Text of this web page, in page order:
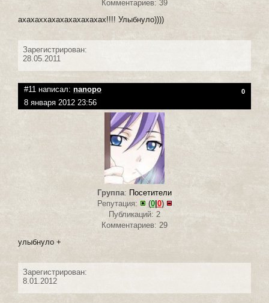
Комментариев: 39
ахахаххахахахахахахах!!!! Улыбнуло))))
Зарегистрирован:
28.05.2011
#11 написал: nanopo 0
8 января 2012 23:56
Группа: Посетители
Репутация:
(0| 0)
Публикаций: 2
Комментариев: 29
улыбнуло +
Зарегистрирован:
8.01.2012